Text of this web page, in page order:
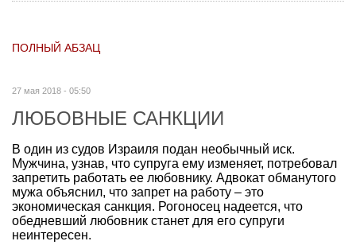
ПОЛНЫЙ АБЗАЦ
27 мая 2018 - 05:50
ЛЮБОВНЫЕ САНКЦИИ
В один из судов Израиля подан необычный иск.
Мужчина, узнав, что супруга ему изменяет, потребовал
запретить работать ее любовнику. Адвокат обманутого
мужа объяснил, что запрет на работу – это
экономическая санкция. Рогоносец надеется, что
обедневший любовник станет для его супруги
неинтересен.